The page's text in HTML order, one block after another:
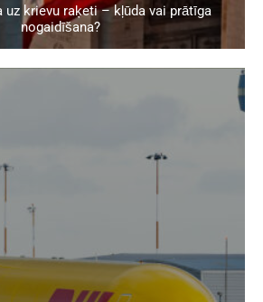
uz krievu raķeti – kļūda vai prātīga
nogaidīšana?